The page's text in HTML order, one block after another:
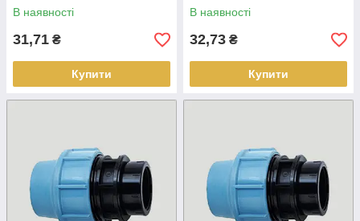
В наявності
31,71 ₴
Купити
В наявності
32,73 ₴
Купити